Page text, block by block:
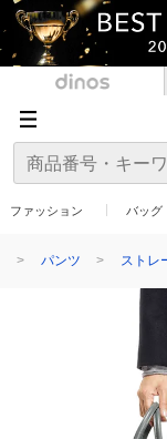
ファッション バッグ
パンツ ストレ